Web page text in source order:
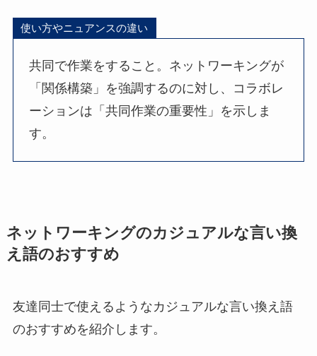
使い方やニュアンスの違い
共同で作業をすること。ネットワーキングが
「関係構築」を強調するのに対し、コラボレ
ーションは「共同作業の重要性」を示しま
す。
ネットワーキングのカジュアルな言い換
え語のおすすめ
友達同士で使えるようなカジュアルな言い換え語
のおすすめを紹介します。